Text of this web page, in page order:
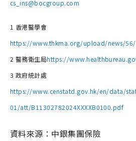
cs_ins@bocgroup.com
1 香港醫學會
https://www.thkma.org/upload/news/
2 醫務衛生局https://
3 政府統計處
https://www.censtatd.gov.hk/en/data/
01/att/B11302782024XXXXB0100.pdf
資料來源：中銀集團保險